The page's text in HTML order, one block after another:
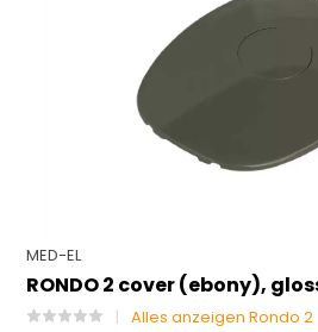
MED-EL
RONDO 2 cover (ebony),
Alles anzeigen Rondo 2